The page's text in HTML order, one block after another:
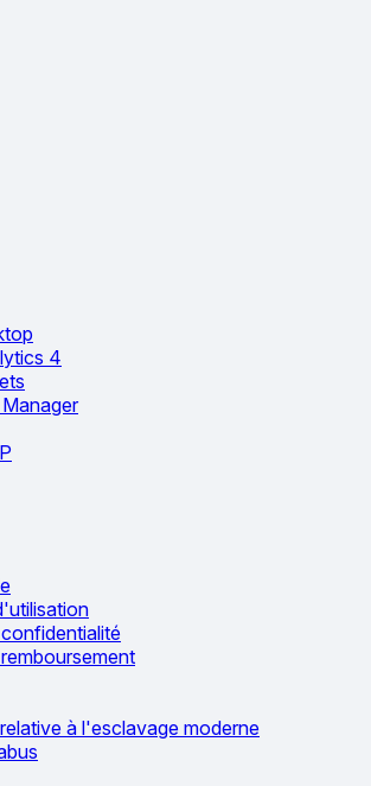
4
à l'esclavage moderne